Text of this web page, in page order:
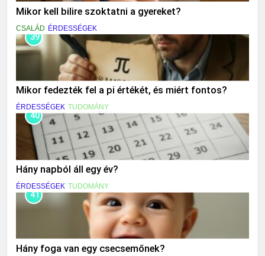
Mikor kell bilire szoktatni a gyereket?
CSALÁD ÉRDESSÉGEK
39
Mikor fedezték fel a pi értékét, és miért fontos?
ÉRDESSÉGEK TUDOMÁNY
40
Hány napból áll egy év?
ÉRDESSÉGEK TUDOMÁNY
41
Hány foga van egy csecsemőnek?